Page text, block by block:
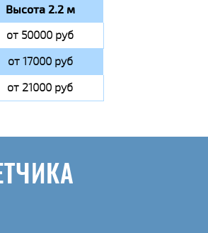
Высота 2.2 м
от 50000 руб
от 17000 руб
от 21000 руб